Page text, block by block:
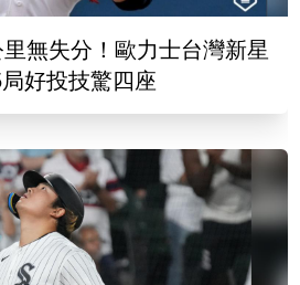
無失分！歐力士台灣新星
好投技驚四座